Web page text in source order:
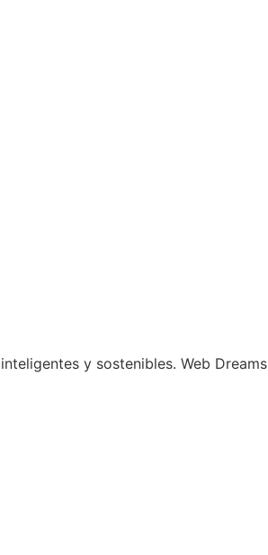
y sostenibles. Web Dreams